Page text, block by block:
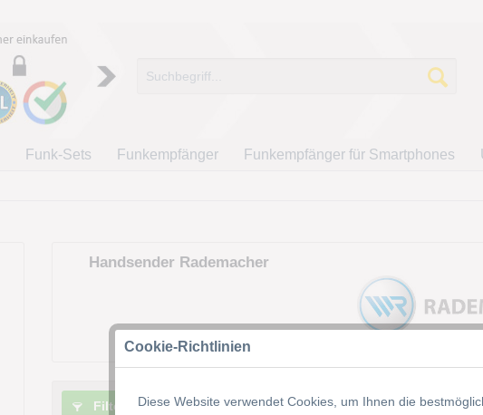
Funk-Sets Funkempfänger Funkempfänger für Smartphones
Handsender Rademacher
Filtern
Cookie-Richtlinien
Diese Website verwendet Cookies, um Ihnen die